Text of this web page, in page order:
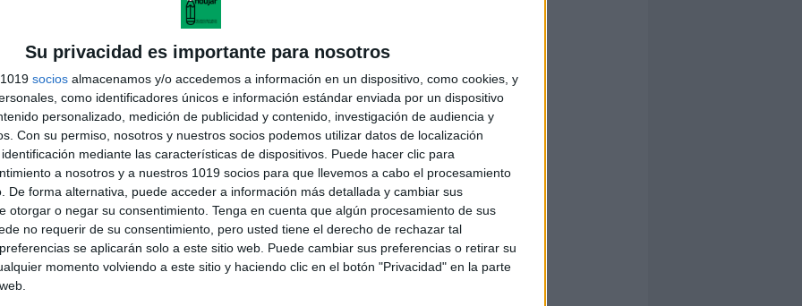
Su privacidad es importante para nosotros
socios almacenamos y/o accedemos a información en un dispositivo, como cookies, y
como identificadores únicos e información estándar enviada por un dispositivo
personalizado, medición de publicidad y contenido, investigación de audiencia y
Con su permiso, nosotros y nuestros socios podemos utilizar datos de localización
mediante las características de dispositivos. Puede hacer clic para
a nosotros y a nuestros 1019 socios para que llevemos a cabo el procesamiento
De forma alternativa, puede acceder a información más detallada y cambiar sus
otorgar o negar su consentimiento. Tenga en cuenta que algún procesamiento de sus
no requerir de su consentimiento, pero usted tiene el derecho de rechazar tal
se aplicarán solo a este sitio web. Puede cambiar sus preferencias o retirar su
momento volviendo a este sitio y haciendo clic en el botón "Privacidad" en la parte
tutorías y Dinámicas primeros días de clase.
Primaria, Secundaria, NEE y Compensatoria
un blog, es la apuesta personal de dos profesores Ginés y
son los encargados de los contenidos que encontramos
la mayor parte del tiempo, que sus tareas como docentes, y
les permite.